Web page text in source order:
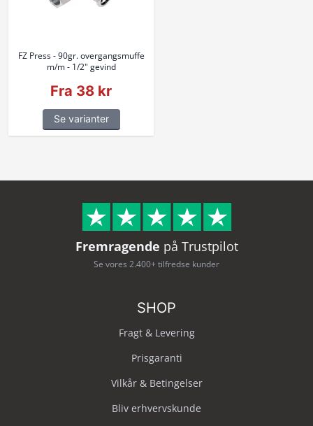
FZ Press - 90gr. overgangsmuffe
m/m - 1/2" gevind
Fra 38 kr
Se varianter
Fremragende på Trustpilot
Se vores 2.400+ tilfredse kunder
SHOP
Fragt & Levering
Prisgaranti
Vilkår & Betingelser
Bliv erhvervskunde